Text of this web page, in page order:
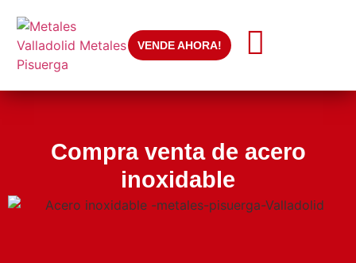
VENDE AHORA!
Compra venta de acero
inoxidable